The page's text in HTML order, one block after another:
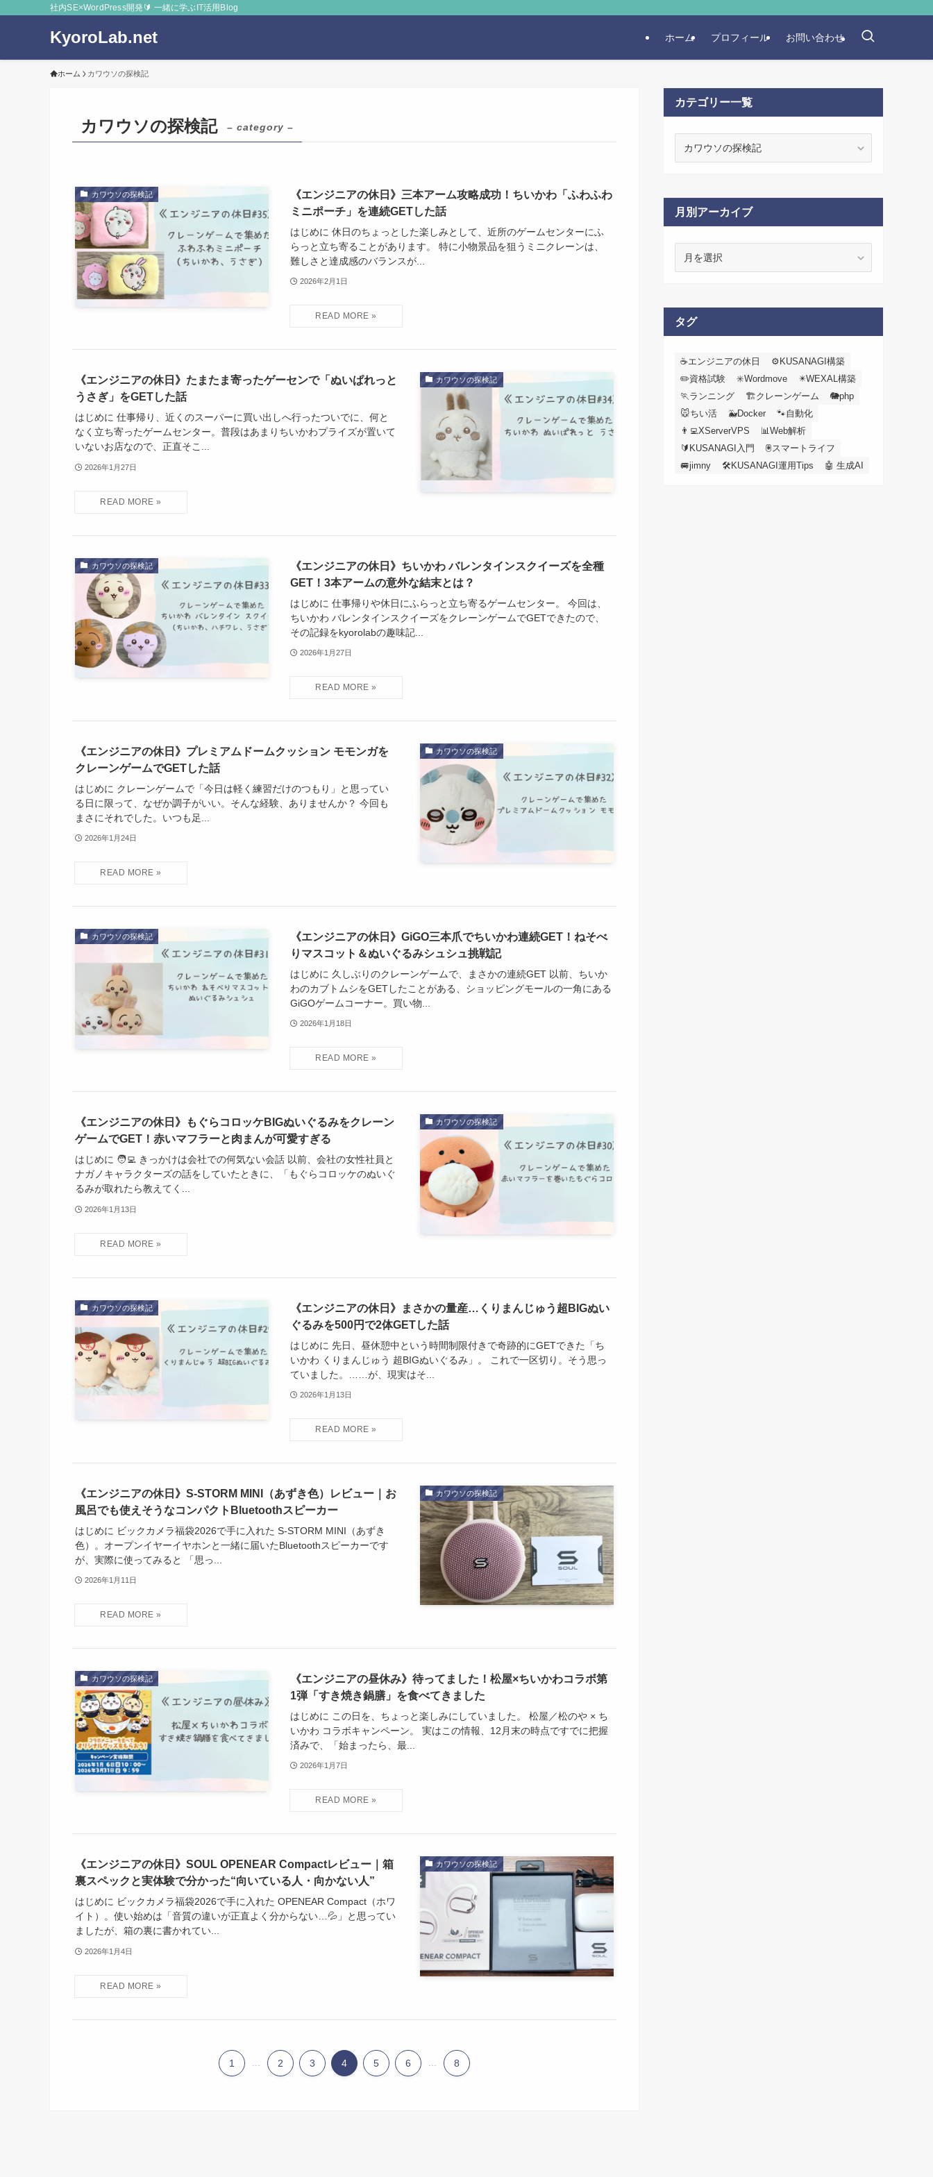
社内SE×WordPress開発🔰 一緒に学ぶIT活用Blog
KyoroLab.net ホーム プロフィール お問い合わせ
ホーム カワウソの探検記
カワウソの探検記 – category –
カワウソの探検記
《エンジニアの休日》三本アーム攻略成功！ちいかわ「ふわふわ
ミニポーチ」を連続GETした話
はじめに 休日のちょっとした楽しみとして、近所のゲームセンターにふ
らっと立ち寄ることがあります。 特に小物景品を狙うミニクレーンは、
難しさと達成感のバランスが...
2026年2月1日
カワウソの探検記
《エンジニアの休日》たまたま寄ったゲーセンで「ぬいぱれっと
うさぎ」をGETした話
はじめに 仕事帰り、近くのスーパーに買い出しへ行ったついでに、何と
なく立ち寄ったゲームセンター。普段はあまりちいかわプライズが置いて
いないお店なので、正直そこ...
2026年1月27日
カワウソの探検記
《エンジニアの休日》ちいかわ バレンタインスクイーズを全種
GET！3本アームの意外な結末とは？
はじめに 仕事帰りや休日にふらっと立ち寄るゲームセンター。 今回は、
ちいかわ バレンタインスクイーズをクレーンゲームでGETできたので、
その記録をkyorolabの趣味記...
2026年1月27日
カワウソの探検記
《エンジニアの休日》プレミアムドームクッション モモンガを
クレーンゲームでGETした話
はじめに クレーンゲームで「今日は軽く練習だけのつもり」と思ってい
る日に限って、なぜか調子がいい。そんな経験、ありませんか？ 今回も
まさにそれでした。いつも足...
2026年1月24日
カワウソの探検記
《エンジニアの休日》GiGO三本爪でちいかわ連続GET！ねそべ
りマスコット＆ぬいぐるみシュシュ挑戦記
はじめに 久しぶりのクレーンゲームで、まさかの連続GET 以前、ちいか
わのカブトムシをGETしたことがある、ショッピングモールの一角にある
GiGOゲームコーナー。買い物...
2026年1月18日
カワウソの探検記
《エンジニアの休日》もぐらコロッケBIGぬいぐるみをクレーン
ゲームでGET！赤いマフラーと肉まんが可愛すぎる
はじめに 🧑‍💻 きっかけは会社での何気ない会話 以前、会社の女性社員と
ナガノキャラクターズの話をしていたときに、「もぐらコロッケのぬいぐ
るみが取れたら教えてく...
2026年1月13日
カワウソの探検記
《エンジニアの休日》まさかの量産…くりまんじゅう超BIGぬい
ぐるみを500円で2体GETした話
はじめに 先日、昼休憩中という時間制限付きで奇跡的にGETできた「ち
いかわ くりまんじゅう 超BIGぬいぐるみ」。 これで一区切り。そう思っ
ていました。……が、現実はそ...
2026年1月13日
カワウソの探検記
《エンジニアの休日》S-STORM MINI（あずき色）レビュー｜お
風呂でも使えそうなコンパクトBluetoothスピーカー
はじめに ビックカメラ福袋2026で手に入れた S-STORM MINI（あずき
色）。オープンイヤーイヤホンと一緒に届いたBluetoothスピーカーです
が、実際に使ってみると 「思っ...
2026年1月11日
カワウソの探検記
《エンジニアの昼休み》待ってました！松屋×ちいかわコラボ第
1弾「すき焼き鍋膳」を食べてきました
はじめに この日を、ちょっと楽しみにしていました。 松屋／松のや × ち
いかわ コラボキャンペーン。 実はこの情報、12月末の時点ですでに把握
済みで、「始まったら、最...
2026年1月7日
カワウソの探検記
《エンジニアの休日》SOUL OPENEAR Compactレビュー｜箱
裏スペックと実体験で分かった“向いている人・向かない人”
はじめに ビックカメラ福袋2026で手に入れた OPENEAR Compact（ホワ
イト）。使い始めは「音質の違いが正直よく分からない…💦」と思ってい
ましたが、箱の裏に書かれてい...
2026年1月4日
1 2 3 4 5 6 8
カテゴリー一覧
ー
一
月別アーカイブ
カ
イ
タグ
☕エンジニアの休日
⚙️KUSANAGI構築
✏️資格試験
✳️Wordmove
✴️WEXAL構築
🏃ランニング
🏗️クレーンゲーム
🐘php
🐭ちい活
🐳Docker
🐾自動化
👨‍💻XServerVPS
📊Web解析
🔰KUSANAGI入門
🖲️スマートライフ
🚐jimny
🛠KUSANAGI運用Tips 🤖 生成AI